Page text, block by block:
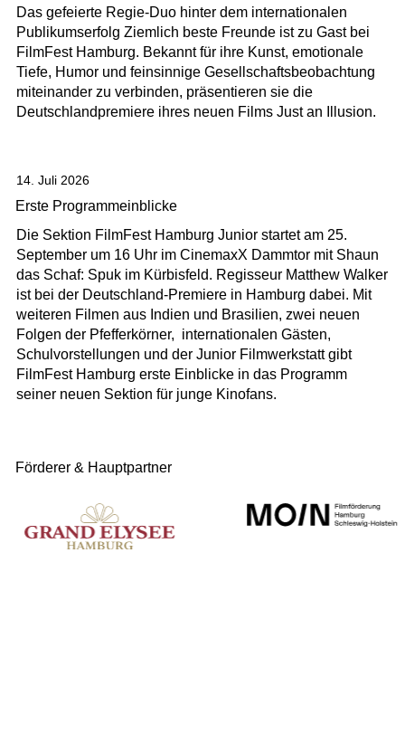
Das gefeierte Regie-Duo hinter dem internationalen
Publikumserfolg Ziemlich beste Freunde ist zu Gast bei
FilmFest Hamburg. Bekannt für ihre Kunst, emotionale
Tiefe, Humor und feinsinnige Gesellschaftsbeobachtung
miteinander zu verbinden, präsentieren sie die
Deutschlandpremiere ihres neuen Films Just an Illusion.
14. Juli 2026
Erste Programmeinblicke
Die Sektion FilmFest Hamburg Junior startet am 25.
September um 16 Uhr im CinemaxX Dammtor mit Shaun
das Schaf: Spuk im Kürbisfeld. Regisseur Matthew Walker
ist bei der Deutschland-Premiere in Hamburg dabei. Mit
weiteren Filmen aus Indien und Brasilien, zwei neuen
Folgen der Pfefferkörner, internationalen Gästen,
Schulvorstellungen und der Junior Filmwerkstatt gibt
FilmFest Hamburg erste Einblicke in das Programm
seiner neuen Sektion für junge Kinofans.
Förderer & Hauptpartner